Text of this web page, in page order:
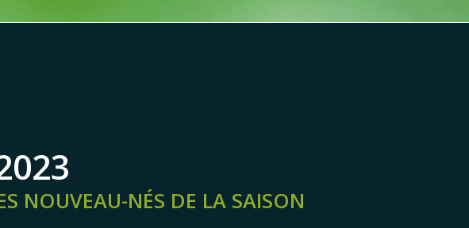
NOUVEAU-NÉS DE LA SAISON